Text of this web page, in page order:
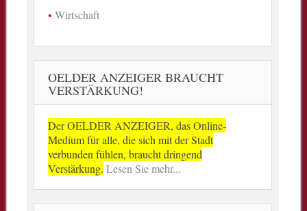
Wirtschaft
OELDER ANZEIGER BRAUCHT
VERSTÄRKUNG!
Der OELDER ANZEIGER, das Online-
Medium für alle, die sich mit der Stadt
verbunden fühlen, braucht dringend
Verstärkung. Lesen Sie mehr...